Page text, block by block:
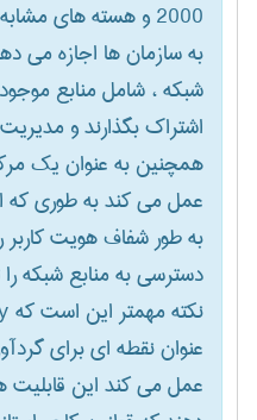
به سازمان ها اجازه می
شبکه ، شامل منابع
اشتراک بگذارند و مدیریت
همچنین به عنوان یک
عمل می کند به طوری
به طور شفاف هویت کاربر
دسترسی به منابع شبکه
عنوان نقطه ای برای
عمل می کند این قابلیت